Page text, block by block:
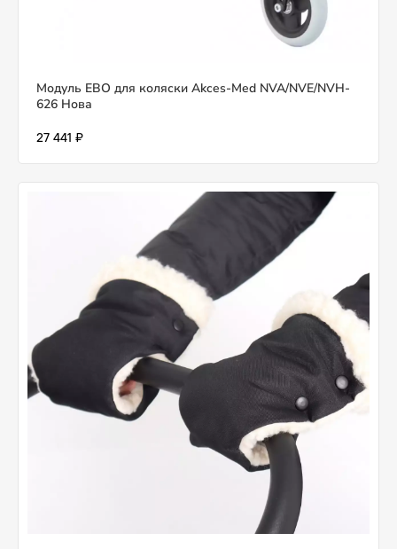
Модуль ЕВО для коляски Akces-Med NVA/NVE/NVH-
626 Нова
27 441 ₽